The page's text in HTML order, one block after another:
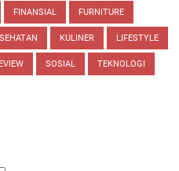
FINANSIAL FURNITURE
KULINER LIFESTYLE
SOSIAL TEKNOLOGI